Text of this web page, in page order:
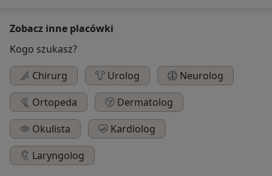
Zobacz inne placówki
Kogo szukasz?
Chirurg
Urolog
Neurolog
Ortopeda
Dermatolog
Okulista
Kardiolog
Laryngolog